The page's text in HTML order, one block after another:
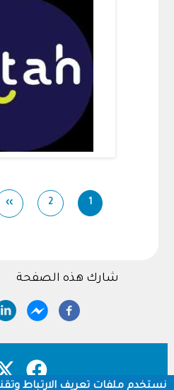
Pagination
Current1
Page
2
››
شارك هذه الصفحة
نستخدم ملفات تعريف الارتباط